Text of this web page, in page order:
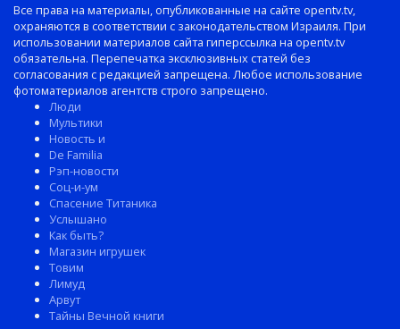
Все права на материалы, опубликованные на сайте opentv.tv,
охраняются в соответствии с законодательством Израиля. При
использовании материалов сайта гиперссылка на opentv.tv
обязательна. Перепечатка эксклюзивных статей без
согласования с редакцией запрещена. Любое использование
фотоматериалов агентств строго запрещено.
Люди
Мультики
Новость и
De Familia
Рэп-новости
Соц-и-ум
Спасение Титаника
Услышано
Как быть?
Магазин игрушек
Товим
Лимуд
Арвут
Тайны Вечной книги